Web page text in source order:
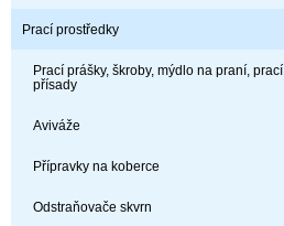
Prací prostředky
Prací prášky, škroby, mýdlo na praní, prací
přísady
Aviváže
Přípravky na koberce
Odstraňovače skvrn